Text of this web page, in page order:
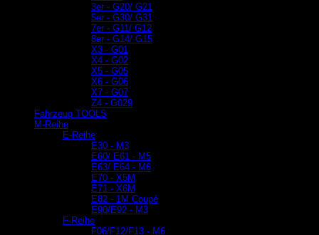
3er - G20/ G21
5er - G30/ G31
7er - G11/ G12
8er - G14/ G15
X3 - G01
X4 - G02
X5 - G05
X6 - G06
X7 - G07
Z4 - G029
Fahrzeug TOOLS
M-Reihe
E-Reihe
E30 - M3
E60/ E61 - M5
E63/ E64 - M6
E70 - X5M
E71 - X6M
E82 - 1M Coupé
E90/E92 - M3
F-Reihe
F06/F12/F13 - M6